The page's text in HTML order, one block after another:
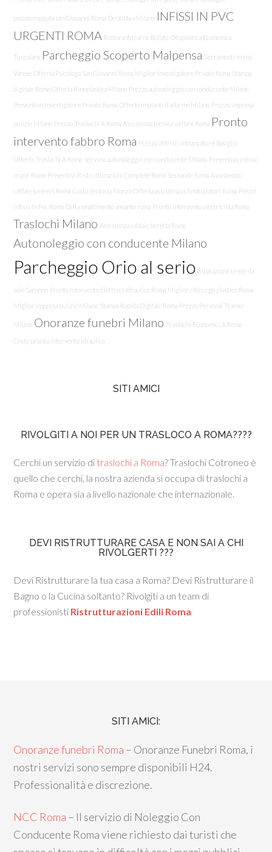
psicoterapeuta san Giovanni Roma Dentista a Milano INFISSI IN PVC
URGENTI ROMA Ristorante carne Bollate Otoplastica Economica
Tuscolana Parcheggio Scoperto Malpensa Serramenti in pvc
Varese Offerta Psicologa San Giovanni Roma Miglior Investigatore Privato Roma Stampa
digitale Roma Offerta Rinoplastica Milano Prezzo autonoleggio con conducente Milano
Preventivo Investigatore Privato Roma Offerta impianti d'allarme Milano Prezzo impresa
pulizie Milano Prezzo Traslochi A Roma Assistenza tecnica vaillant Roma Pronto
intervento fabbro Roma Prezzo offerte imbiancature Basiglio
Offerta Traslochi A Roma Servizio autonoleggio con conducente Milano Preventivo infissi
in pvc Roma Preventivi Ristrutturazioni Complete Roma Serrande Roma Assistenza
caldaie junkers Roma Costo dentista Monza Offerta assistenza climatizzatori Roma Prezzi
Infissi In Pvc Roma Ditta smaltimento amianto roma Pronto intervento elettricista Roma
Traslochi Milano Assistenza caldaie beretta Roma
Autonoleggio con conducente Milano
Parcheggio Orio al serio Riparazione tende da
sole Saronno Pronto Intervento Elettrico Idraulico Roma Miglior chirurgo plastico Roma
Miglior impresa pulizie Milano Stampa Rapida Digitale Roma Prezzo Personal Trainer
Milano Onoranze funebri Milano Traslochi Economici A Roma
Costo pronto intervento idraulico
SITI AMICI
RIVOLGITI A NOI PER UN TRASLOCO A ROMA????
Cerchi un servizio di traslochi a Roma? Traslochi Cotroneo è
quello che cerchi, la nostra azienda si occupa di traslochi a
Roma e opera sia a livello nazionale che internazionale.
DEVI RISTRUTTURARE CASA E NON SAI A CHI
RIVOLGERTI ???
Devi Ristrutturare la tua casa a Roma? Devi Ristrutturare il
Bagno o la Cucina soltanto? Rivolgiti a un team di
professionisti Ristrutturazioni Edili Roma
SITI AMICI:
Onoranze funebri Roma – Onoranze Funebri Roma, i
nostri servizi sono sempre disponibili H24.
Professionalità e discrezione.
NCC Roma – Il servizio di Noleggio Con
Conducente Roma viene richiesto dai turisti che